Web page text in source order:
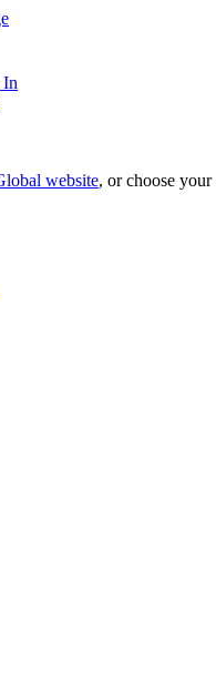
website, or choose